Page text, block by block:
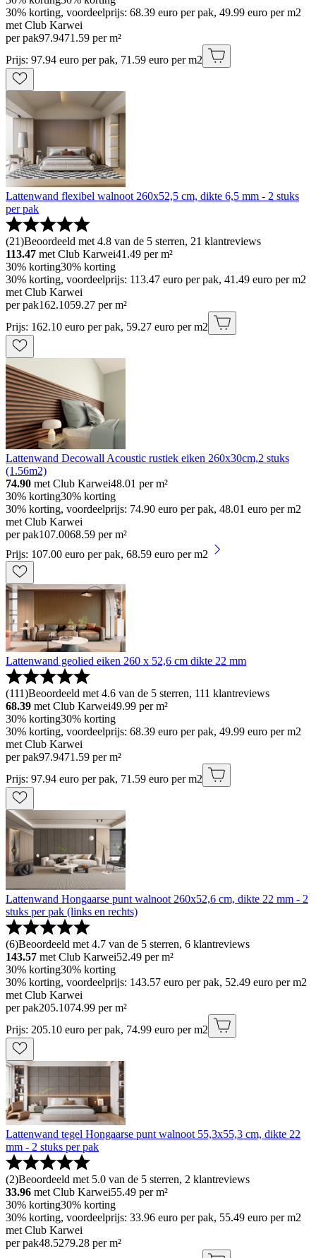
30% korting, voordeelprijs: 68.39 euro per pak, 49.99 euro per m2
met Club Karwei
per pak97.9471.59 per m²
Prijs: 97.94 euro per pak, 71.59 euro per m2
Lattenwand flexibel walnoot 260x52,5 cm, dikte 6,5 mm - 2 stuks
per pak
(21)Beoordeeld met 4.8 van de 5 sterren, 21 klantreviews
113.47 met Club Karwei41.49 per m²
30% korting30% korting
30% korting, voordeelprijs: 113.47 euro per pak, 41.49 euro per m2
met Club Karwei
per pak162.1059.27 per m²
Prijs: 162.10 euro per pak, 59.27 euro per m2
Lattenwand Decowall Acoustic rustiek eiken 260x30cm,2 stuks
(1.56m2)
74.90 met Club Karwei48.01 per m²
30% korting30% korting
30% korting, voordeelprijs: 74.90 euro per pak, 48.01 euro per m2
met Club Karwei
per pak107.0068.59 per m²
Prijs: 107.00 euro per pak, 68.59 euro per m2
Lattenwand geolied eiken 260 x 52,6 cm dikte 22 mm
(111)Beoordeeld met 4.6 van de 5 sterren, 111 klantreviews
68.39 met Club Karwei49.99 per m²
30% korting30% korting
30% korting, voordeelprijs: 68.39 euro per pak, 49.99 euro per m2
met Club Karwei
per pak97.9471.59 per m²
Prijs: 97.94 euro per pak, 71.59 euro per m2
Lattenwand Hongaarse punt walnoot 260x52,6 cm, dikte 22 mm - 2
stuks per pak (links en rechts)
(6)Beoordeeld met 4.7 van de 5 sterren, 6 klantreviews
143.57 met Club Karwei52.49 per m²
30% korting30% korting
30% korting, voordeelprijs: 143.57 euro per pak, 52.49 euro per m2
met Club Karwei
per pak205.1074.99 per m²
Prijs: 205.10 euro per pak, 74.99 euro per m2
Lattenwand tegel Hongaarse punt walnoot 55,3x55,3 cm, dikte 22
mm - 2 stuks per pak
(2)Beoordeeld met 5.0 van de 5 sterren, 2 klantreviews
33.96 met Club Karwei55.49 per m²
30% korting30% korting
30% korting, voordeelprijs: 33.96 euro per pak, 55.49 euro per m2
met Club Karwei
per pak48.5279.28 per m²